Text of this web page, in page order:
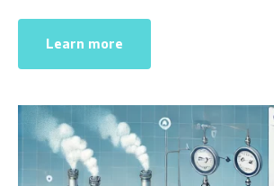
Learn more